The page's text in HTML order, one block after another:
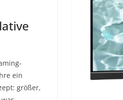
ein
größer,